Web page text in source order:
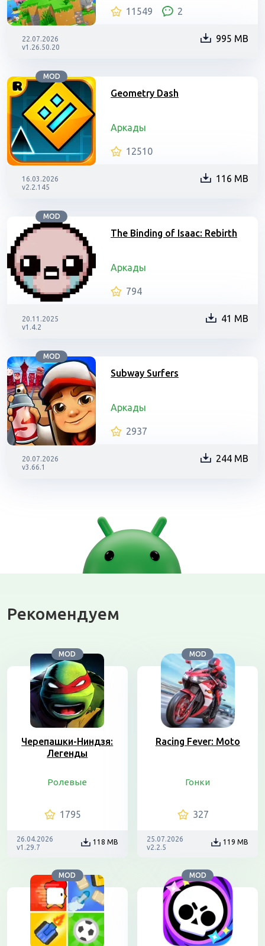
11549 2
22.07.2026
v1.26.50.20
995 MB
MOD
Geometry Dash
Аркады
12510
16.03.2026
v2.2.145
116 MB
MOD
The Binding of Isaac: Rebirth
Аркады
794
20.11.2025
v1.4.2
41 MB
MOD
Subway Surfers
Аркады
2937
20.07.2026
v3.66.1
244 MB
Рекомендуем
MOD
Черепашки-Ниндзя:
Легенды
Ролевые
1795
26.04.2026
v1.29.7
118 MB
MOD
Racing Fever: Moto
Гонки
327
25.07.2026
v2.2.5
119 MB
MOD MOD